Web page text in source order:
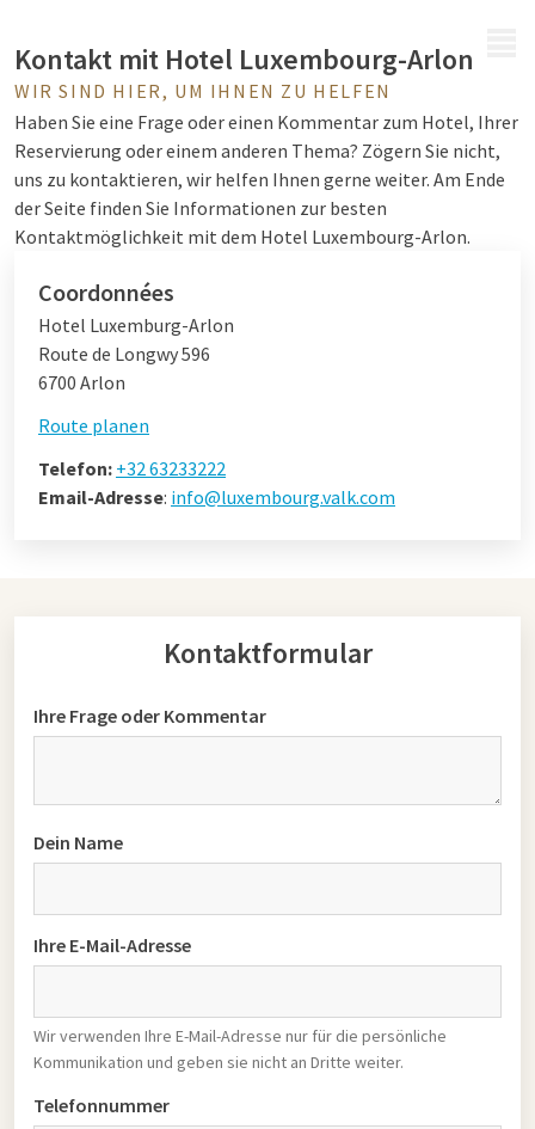
Kontakt mit Hotel Luxembourg-Arlon
WIR SIND HIER, UM IHNEN ZU HELFEN
Haben Sie eine Frage oder einen Kommentar zum Hotel, Ihrer
Reservierung oder einem anderen Thema? Zögern Sie nicht,
uns zu kontaktieren, wir helfen Ihnen gerne weiter. Am Ende
der Seite finden Sie Informationen zur besten
Kontaktmöglichkeit mit dem Hotel Luxembourg-Arlon.
Coordonnées
Hotel Luxemburg-Arlon
Route de Longwy 596
6700 Arlon
Route planen
Telefon: +32 63233222
Email-Adresse: info@luxembourg.valk.com
Kontaktformular
Ihre Frage oder Kommentar
Dein Name
Ihre E-Mail-Adresse
Wir verwenden Ihre E-Mail-Adresse nur für die persönliche
Kommunikation und geben sie nicht an Dritte weiter.
Telefonnummer